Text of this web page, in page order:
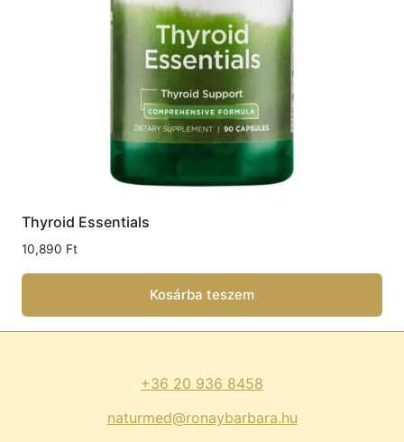
Thyroid Essentials
10,890 Ft
Kosárba teszem
+36 20 936 8458
naturmed@ronaybarbara.hu